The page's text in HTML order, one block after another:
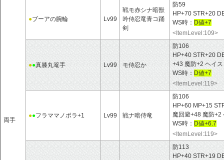
両手
●ブーアの腕輪 Lv99
戦モ赤シナ暗獣
吟侍忍竜青コ踊
剣
防59
HP+70 STR+20
WS時： D値+7
<ItemLevel:109>
●●真膝丸篭手 Lv99 モ侍忍か
防106
HP+40 STR+20
+43 魔防+2 ヘイ
WS時： D値+7
<ItemLevel:119>
●●フラママノポラ+1 Lv99 戦ナ暗侍竜
防106
HP+60 MP+15
魔回避+48 魔防+2
WS時： D値+6.7
<ItemLevel:119>
防113
HP+40 STR+19